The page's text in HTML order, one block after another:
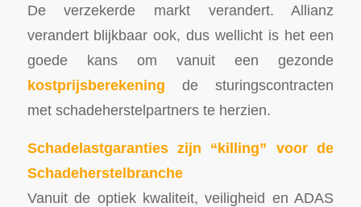
De verzekerde markt verandert. Allianz
verandert blijkbaar ook, dus wellicht is het een
goede kans om vanuit een gezonde
kostprijsberekening
de sturingscontracten
met schadeherstelpartners te herzien.
Schadelastgaranties zijn “killing” voor de
Schadeherstelbranche
Vanuit de optiek kwaliteit, veiligheid en ADAS